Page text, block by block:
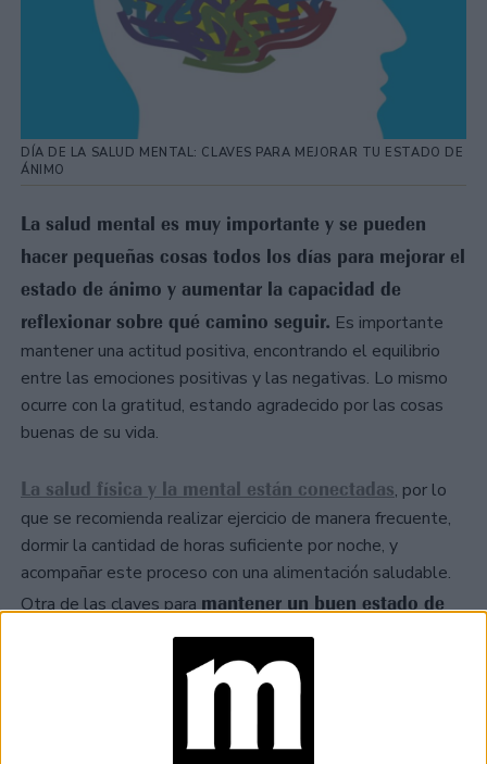
DÍA DE LA SALUD MENTAL: CLAVES PARA MEJORAR TU ESTADO DE
ÁNIMO
La salud mental es muy importante y se pueden
hacer pequeñas cosas todos los días para mejorar el
estado de ánimo y aumentar la capacidad de
reflexionar sobre qué camino seguir. Es importante
mantener una actitud positiva, encontrando el equilibrio
entre las emociones positivas y las negativas. Lo mismo
ocurre con la gratitud, estando agradecido por las cosas
buenas de su vida.
La salud física y la mental están conectadas, por lo
que se recomienda realizar ejercicio de manera frecuente,
dormir la cantidad de horas suficiente por noche, y
acompañar este proceso con una alimentación saludable.
Otra de las claves paramantener un buen estado de
tiene que ver con la conexión con los demás, ya
que los seres humanos son seres sociales.